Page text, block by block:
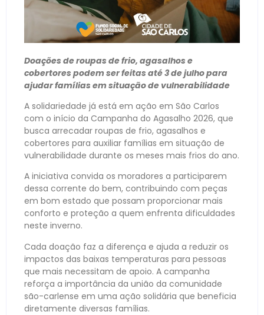
Doações de roupas de frio, agasalhos e
cobertores podem ser feitas até 3 de julho para
ajudar famílias em situação de vulnerabilidade
A solidariedade já está em ação em São Carlos
com o início da Campanha do Agasalho 2026, que
busca arrecadar roupas de frio, agasalhos e
cobertores para auxiliar famílias em situação de
vulnerabilidade durante os meses mais frios do ano.
A iniciativa convida os moradores a participarem
dessa corrente do bem, contribuindo com peças
em bom estado que possam proporcionar mais
conforto e proteção a quem enfrenta dificuldades
neste inverno.
Cada doação faz a diferença e ajuda a reduzir os
impactos das baixas temperaturas para pessoas
que mais necessitam de apoio. A campanha
reforça a importância da união da comunidade
são-carlense em uma ação solidária que beneficia
diretamente diversas famílias.